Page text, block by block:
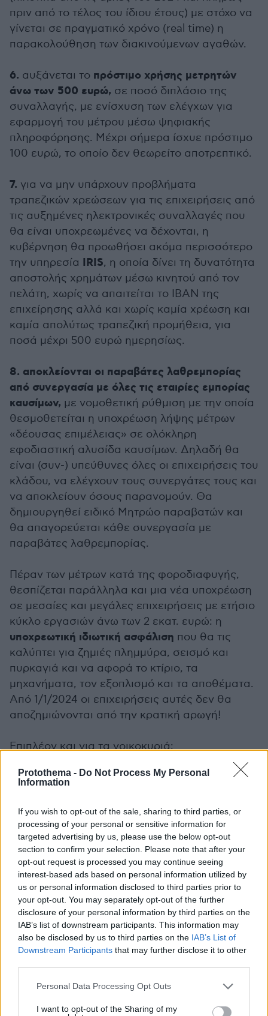
Protothema - Do Not Process My Personal
Information
If you wish to opt-out of the sale, sharing to third parties, or
processing of your personal or sensitive information for
targeted advertising by us, please use the below opt-out
section to confirm your selection. Please note that after your
opt-out request is processed you may continue seeing
interest-based ads based on personal information utilized by
us or personal information disclosed to third parties prior to
your opt-out. You may separately opt-out of the further
disclosure of your personal information by third parties on the
IAB’s list of downstream participants. This information may
also be disclosed by us to third parties on the IAB’s List of
Downstream Participants that may further disclose it to other
Please note that this website/app uses one or more Google
not limited to your visit or usage behaviour. You may click to
Personal Data Processing Opt Outs
I want to opt-out of the Sharing of my
πριν από το τέλος του ίδιου έτους) με στόχο να
γίνεται σε πραγματικό χρόνο (real time) η
παρακολούθηση των διακινούμενων αγαθών.
6. αυξάνεται το πρόστιμο χρήσης μετρητών
άνω των 500 ευρώ, σε ποσό διπλάσιο της
συναλλαγής, με ενίσχυση των ελέγχων για
εφαρμογή του μέτρου μέσω ψηφιακής
πληροφόρησης. Μέχρι σήμερα ίσχυε πρόστιμο
100 ευρώ, το οποίο δεν θεωρείτο αποτρεπτικό.
7. για να μην υπάρχουν προβλήματα
τραπεζικών χρεώσεων για τις επιχειρήσεις από
τις αυξημένες ηλεκτρονικές συναλλαγές που
θα είναι υποχρεωμένες να δέχονται, η
κυβέρνηση θα προωθήσει ακόμα περισσότερο
την υπηρεσία IRIS, η οποία δίνει τη δυνατότητα
αποστολής χρημάτων μέσω κινητού από τον
πελάτη, χωρίς να απαιτείται το IBAN της
επιχείρησης αλλά και χωρίς καμία χρέωση και
καμία απολύτως τραπεζική προμήθεια, για
ποσά μέχρι 500 ευρώ ημερησίως.
8. αποκλείονται οι παραβάτες λαθρεμπορίας
από συνεργασία με όλες τις εταιρίες εμπορίας
καυσίμων, με νομοθετική ρύθμιση με την οποία
θεσμοθετείται η υποχρέωση λήψης μέτρων
«δέουσας επιμέλειας» σε ολόκληρη
εφοδιαστική αλυσίδα καυσίμων. Δηλαδή θα
είναι (συν-) υπεύθυνες όλες οι επιχειρήσεις του
κλάδου, να ελέγχουν τους συνεργάτες τους και
να αποκλείουν όσους παρανομούν. Θα
δημιουργηθεί ειδικό Μητρώο παραβατών και
θα απαγορεύεται κάθε συνεργασία με
παραβάτες λαθρεμπορίας.
Πέραν των μέτρων κατά της φοροδιαφυγής,
θεσπίζεται παράλληλα και μια νέα υποχρέωση
σε μεσαίες και μεγάλες επιχειρήσεις με ετήσιο
κύκλο εργασιών άνω των 2 εκατ. ευρώ: η
υποχρεωτική ιδιωτική ασφάλιση που θα τις
καλύπτει για ζημιές πλημμύρα, σεισμό και
πυρκαγιά και να αφορά το κτίριο, τα
μηχανήματα, τον εξοπλισμό και τα αποθέματα.
Από 1/1/2024 οι επιχειρήσεις αυτές δεν θα
αποζημιώνονται από την κρατική αρωγή!
Επιπλέον και για τα νοικοκυριά:
Θεσμοθετείται ηυποχρέωση αγοραπωλησίας
Τα συμβόλαια αγοραπωλησίας ακινήτων θα
αναγράφουν υποχρεωτικά την εξόφληση του
τιμήματος μεταβίβασης αποκλειστικά με
τραπεζικά μέσα πληρωμής. Στόχος, να
καταργηθεί η δυνατότητα αγοράς ακινήτων με
μετρητά, η οποία συντηρεί φαινόμενα
φοροδιαφυγής και ξεπλύματος βρώμικου
χρήματος.
10.Θεσμοθετείται η πληρωμή της πλειονότητας
των κοινωνικών και προνοιακών επιδομάτων
(επιδόματα τέκνων, επίδομα γέννησης,
καρτών. Σε συνδυασμό με την διασύνδεση των